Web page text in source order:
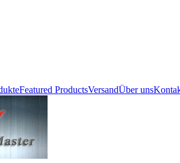
Featured ProductsVersandÜber uns